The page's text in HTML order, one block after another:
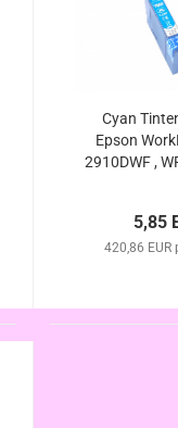
Cyan
Epson
2910DWF ,
5,85
420,86 EUR